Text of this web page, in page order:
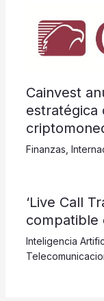
Cainvest
estratégica
Finanzas,
‘Live Call
compatible
Inteligencia